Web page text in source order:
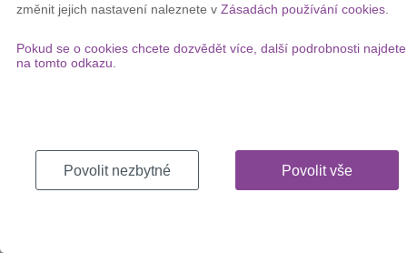
stáhnou ve formátu PDF.
Nabídka
změnit jejich nastavení naleznete v Zásadách používání cookies.
Pokud se o cookies chcete dozvědět více, další podrobnosti najdete
na tomto odkazu.
Povolit nezbytné Povolit vše